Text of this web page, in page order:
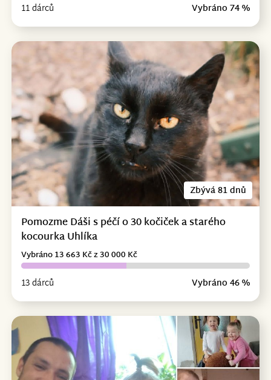
11 dárců Vybráno 74 %
Zbývá 81 dnů
Pomozme Dáši s péčí o 30 kočiček a starého
kocourka Uhlíka
13 dárců Vybráno 46 %
Vybráno 13 663 Kč z 30 000 Kč